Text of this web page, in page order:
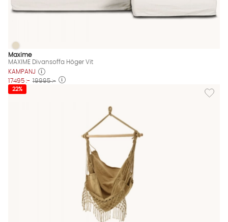
MAXIME Divansoffa Höger Vit Finns även i dessa färger:
MAXIME Divansoffa Höger Vit
Maxime
MAXIME Divansoffa Höger Vit
KAMPANJ
17495 :- 19995 :-
Lägg
22%